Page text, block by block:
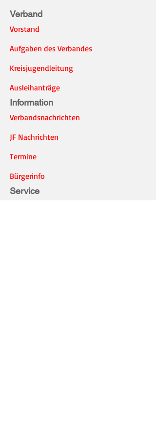
Verband
Vorstand
Aufgaben des Verbandes
Kreisjugendleitung
Ausleihanträge
Information
Verbandsnachrichten
JF Nachrichten
Termine
Bürgerinfo
Service